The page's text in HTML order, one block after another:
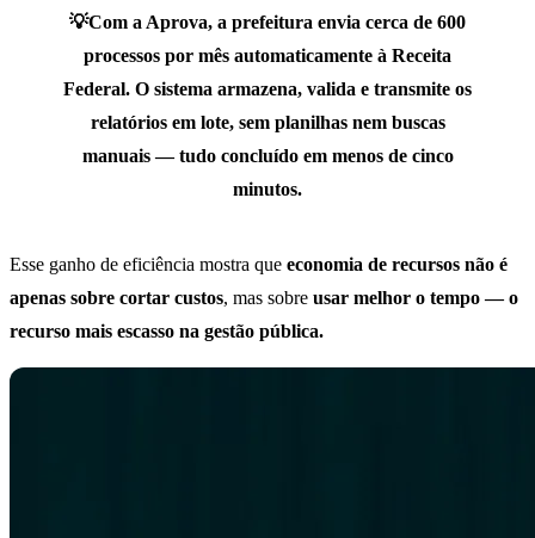
💡Com a Aprova, a prefeitura envia cerca de 600
processos por mês automaticamente à Receita
Federal. O sistema armazena, valida e transmite os
relatórios em lote, sem planilhas nem buscas
manuais — tudo concluído em menos de cinco
minutos.
Esse ganho de eficiência mostra que economia de recursos não é
apenas sobre cortar custos, mas sobre usar melhor o tempo — o
recurso mais escasso na gestão pública.